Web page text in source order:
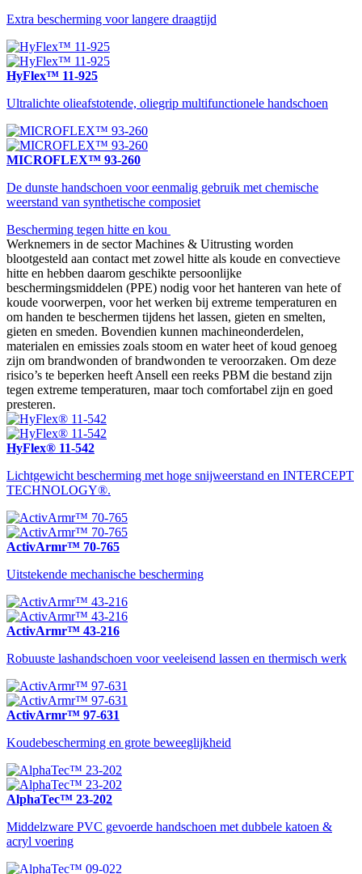
Extra bescherming voor langere draagtijd
HyFlex™ 11-925
Ultralichte olieafstotende, oliegrip multifunctionele handschoen
MICROFLEX™ 93-260
De dunste handschoen voor eenmalig gebruik met chemische
weerstand van synthetische composiet
Bescherming tegen hitte en kou
Werknemers in de sector Machines & Uitrusting worden
blootgesteld aan contact met zowel hitte als koude en convectieve
hitte en hebben daarom geschikte persoonlijke
beschermingsmiddelen (PPE) nodig voor het hanteren van hete of
koude voorwerpen, voor het werken bij extreme temperaturen en
om handen te beschermen tijdens het lassen, gieten en smelten,
gieten en smeden. Bovendien kunnen machineonderdelen,
materialen en emissies zoals stoom en water heet of koud genoeg
zijn om brandwonden of brandwonden te veroorzaken. Om deze
risico’s te beperken heeft Ansell een reeks PBM die bestand zijn
tegen extreme temperaturen, maar toch comfortabel zijn en goed
presteren.
HyFlex® 11-542
Lichtgewicht bescherming met hoge snijweerstand en INTERCEPT
TECHNOLOGY®.
ActivArmr™ 70-765
Uitstekende mechanische bescherming
ActivArmr™ 43-216
Robuuste lashandschoen voor veeleisend lassen en thermisch werk
ActivArmr™ 97-631
Koudebescherming en grote beweeglijkheid
AlphaTec™ 23-202
Middelzware PVC gevoerde handschoen met dubbele katoen &
acryl voering